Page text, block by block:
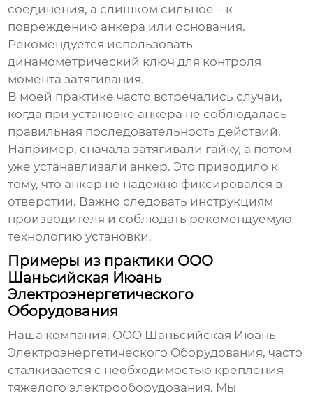
соединения, а слишком сильное – к
повреждению анкера или основания.
Рекомендуется использовать
динамометрический ключ для контроля
момента затягивания.
В моей практике часто встречались случаи,
когда при установке анкера не соблюдалась
правильная последовательность действий.
Например, сначала затягивали гайку, а потом
уже устанавливали анкер. Это приводило к
тому, что анкер не надежно фиксировался в
отверстии. Важно следовать инструкциям
производителя и соблюдать рекомендуемую
технологию установки.
Примеры из практики ООО
Шаньсийская Июань
Электроэнергетического
Оборудования
Наша компания, ООО Шаньсийская Июань
Электроэнергетического Оборудования, часто
сталкивается с необходимостью крепления
тяжелого электрооборудования. Мы